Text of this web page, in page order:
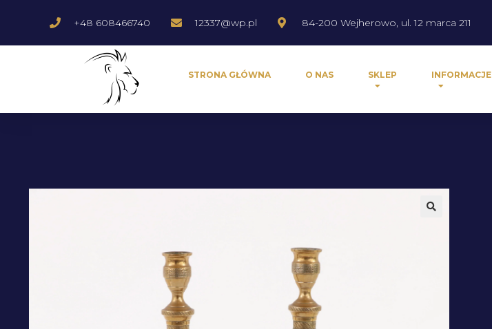
+48 608466740 12337@wp.pl 84-200 Wejherowo, ul. 12 marca 211
STRONA GŁÓWNA O NAS SKLEP INFORMACJE